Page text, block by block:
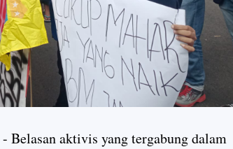
- Belasan aktivis yang tergabung dalam